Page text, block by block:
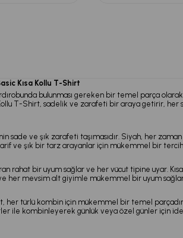
Kısa Kollu T-Shirt
bulunması gereken bir temel parça olarak
Kollu T-Shirt, sadelik ve zarafeti bir araya getirir, her
sade ve şık zarafeti taşımasıdır. Siyah, her
ve şık bir tarz arayanlar için mükemmel bir
rahat bir uyum sağlar ve her vücut tipine uyar.
ve her mevsim alt giyimle mükemmel bir uyum
her türlü kombin için mükemmel bir temel
ile kombinleyerek günlük veya özel günler için